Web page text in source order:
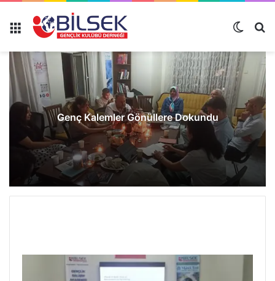
Genç Kalemler Gönüllere Dokundu